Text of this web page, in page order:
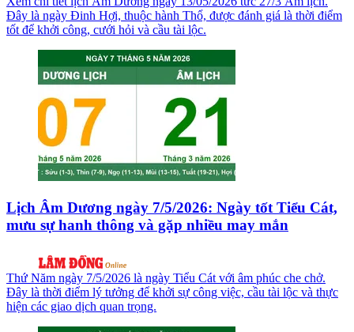
Đây là ngày Đinh Hợi, thuộc hành Thổ, được đánh giá là thời điểm
tốt để khởi công, cưới hỏi và cầu tài lộc.
Lịch Âm Dương ngày 7/5/2026: Ngày tốt Tiểu Cát,
mưu sự hanh thông và gặp nhiều may mắn
Thứ Năm ngày 7/5/2026 là ngày Tiểu Cát với âm phúc che chở.
Đây là thời điểm lý tưởng để khởi sự công việc, cầu tài lộc và thực
hiện các giao dịch quan trọng.